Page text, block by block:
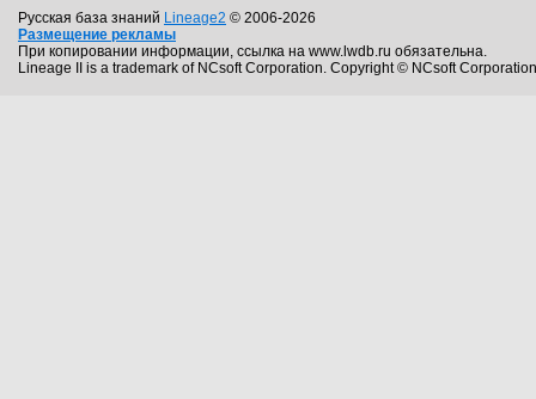
Русская база знаний Lineage2 © 2006-2026
Размещение рекламы
При копировании информации, ссылка на www.lwdb.ru обязательна.
Lineage II is a trademark of NCsoft Corporation. Copyright © NCsoft